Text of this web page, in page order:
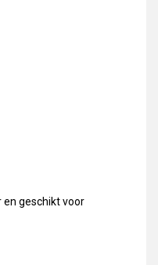
en geschikt voor